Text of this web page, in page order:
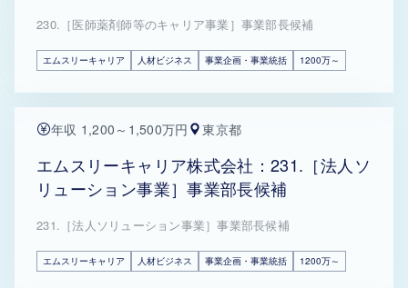
230.［医師薬剤師等のキャリア事業］事業部長候補
エムスリーキャリア 人材ビジネス 事業企画・事業統括 1200万～
年収 1,200～1,500万円 東京都
エムスリーキャリア株式会社：231.［法人ソ
リューション事業］事業部長候補
231.［法人ソリューション事業］事業部長候補
エムスリーキャリア 人材ビジネス 事業企画・事業統括 1200万～